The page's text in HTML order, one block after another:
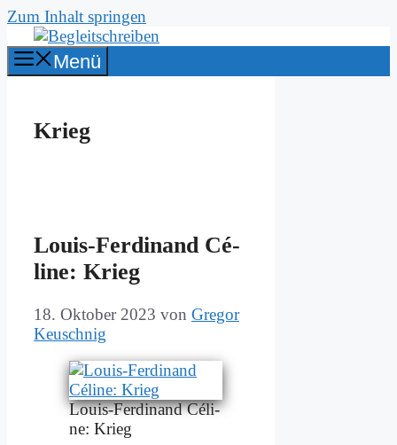
Zum Inhalt springen
Menü
Krieg
Lou­is-Fer­di­nand Cé­
li­ne: Krieg
18. Oktober 2023 von Gregor
Keuschnig
Lou­is-Fer­di­nand Cé­li­
ne: Krieg